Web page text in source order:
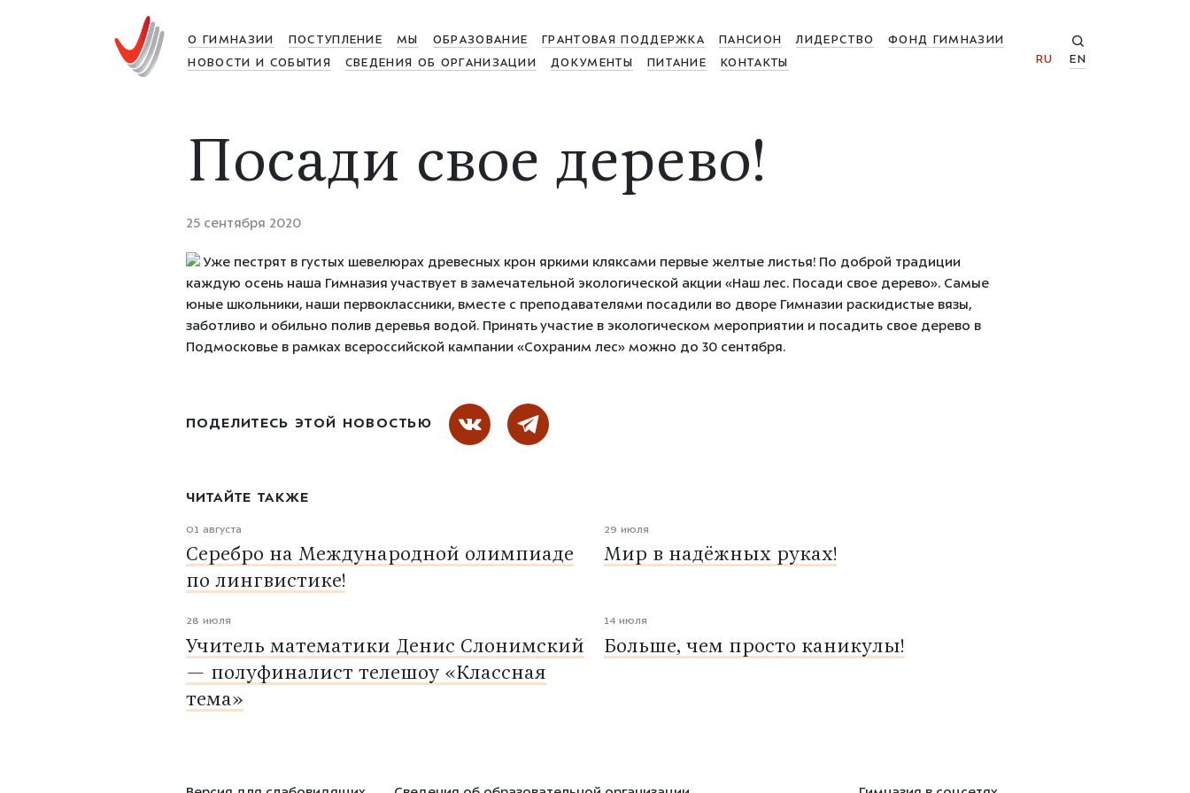
О ГИМНАЗИИ ПОСТУПЛЕНИЕ МЫ ОБРАЗОВАНИЕ ГРАНТОВАЯ ПОДДЕРЖКА ПАНСИОН ЛИДЕРСТВО
ФОНД ГИМНАЗИИ
НОВОСТИ И СОБЫТИЯ
СВЕДЕНИЯ ОБ ОРГАНИЗАЦИИ ДОКУМЕНТЫ ПИТАНИЕ КОНТАКТЫ RU EN
Посади свое дерево!
25 сентября 2020
Уже пестрят в густых шевелюрах древесных крон яркими кляксами первые желтые листья! По доброй традиции
каждую осень наша Гимназия участвует в замечательной экологической акции «Наш лес. Посади свое дерево». Cамые
юные школьники, наши первоклассники, вместе с преподавателями посадили во дворе Гимназии раскидистые вязы,
заботливо и обильно полив деревья водой. Принять участие в экологическом мероприятии и посадить свое дерево в
Подмосковье в рамках всероссийской кампании «Сохраним лес» можно до 30 сентября.
ПОДЕЛИТЕСЬ ЭТОЙ НОВОСТЬЮ
ЧИТАЙТЕ ТАКЖЕ
01 августа
Серебро на Международной олимпиаде
по лингвистике!
29 июля
Мир в надёжных руках!
28 июля
Учитель математики Денис Слонимский
— полуфиналист телешоу «Классная
тема»
14 июля
Больше, чем просто каникулы!